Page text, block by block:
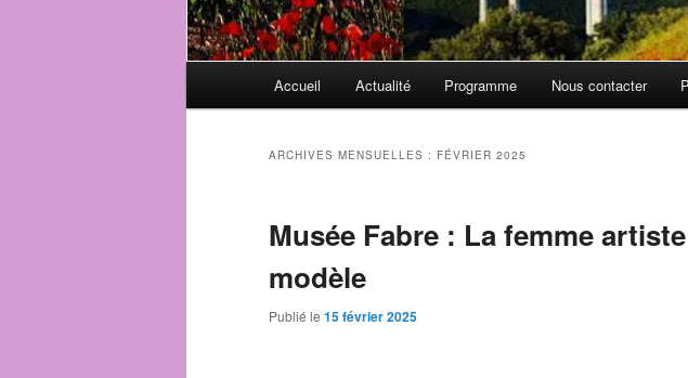
Accueil Actualité Programme Nous contacter
ARCHIVES MENSUELLES : FÉVRIER 2025
Musée Fabre : La femme
modèle
Publié le 15 février 2025